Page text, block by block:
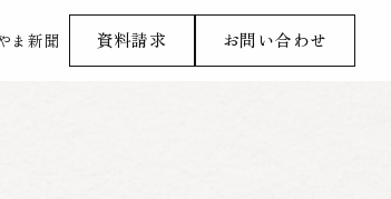
ま新聞 資料請求 お問い合わせ